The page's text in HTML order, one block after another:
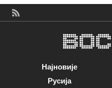
Најновије
Русија